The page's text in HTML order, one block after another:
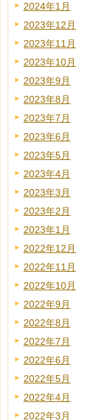
2024年1月
2023年12月
2023年11月
2023年10月
2023年9月
2023年8月
2023年7月
2023年6月
2023年5月
2023年4月
2023年3月
2023年2月
2023年1月
2022年12月
2022年11月
2022年10月
2022年9月
2022年8月
2022年7月
2022年6月
2022年5月
2022年4月
2022年3月